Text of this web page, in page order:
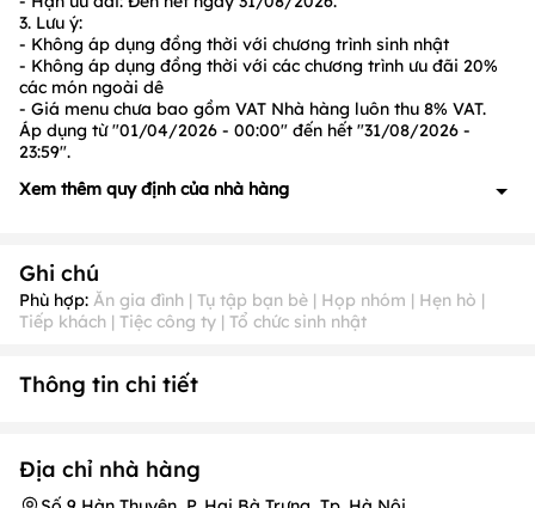
3. Lưu ý:
- Không áp dụng đồng thời với chương trình sinh nhật
- Không áp dụng đồng thời với các chương trình ưu đãi 20%
các món ngoài dê
- Giá menu chưa bao gồm VAT Nhà hàng luôn thu 8% VAT.
Áp dụng từ "01/04/2026 - 00:00" đến hết "31/08/2026 -
23:59".
Xem thêm quy định của nhà hàng
lòng đặt cọc
2. Quy định về ưu đãi:
- Các ưu đãi được áp dụng đồng thời với nhau nhưng không
3. Quy định về thời gian nhận khách PasGo
định
- Lưu ý:Quý khách nên đặt chỗ trước từ
trợ tốt nhất.
Ghi chú
Phù hợp: Ăn gia đình | Tụ tập bạn bè | Họp nhóm | Hẹn hò |
Tiếp khách | Tiệc công ty | Tổ chức sinh nhật
Thông tin chi tiết
Địa chỉ nhà hàng